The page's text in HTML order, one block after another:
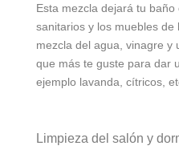
Esta mezcla dejará tu
sanitarios y los muebles de
mezcla del agua, vinagre y
que más te guste para dar
ejemplo lavanda, cítricos,
Limpieza del salón y